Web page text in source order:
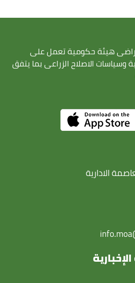
هيئة حكومية تعمل على
وسياسات الاصلاح الزراعى بما يتفق
الادارية